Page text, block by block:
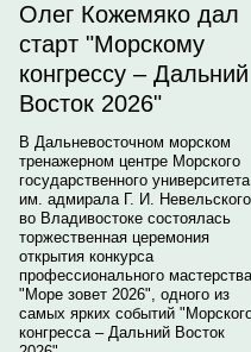
Олег Кожемяко дал
старт "Морскому
конгрессу – Дальний
Восток 2026"
В Дальневосточном морском
тренажерном центре Морского
государственного университета
им. адмирала Г. И. Невельского
во Владивостоке состоялась
торжественная церемония
открытия конкурса
профессионального мастерства
"Море зовет 2026", одного из
самых ярких событий
конгресса – Дальний Восток